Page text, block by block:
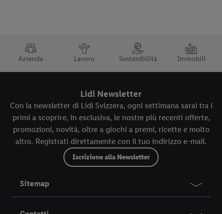
TRUSTBAR
Azienda Lavoro Sostenibilità Immobili
Lidl Newsletter
Con la newsletter di Lidl Svizzera, ogni settimana sarai tra i
primi a scoprire, in esclusiva, le nostre più recenti offerte,
promozioni, novità, oltre a giochi a premi, ricette e molto
altro. Registrati direttamente con il tuo indirizzo e-mail.
Iscrizione alla Newsletter
Sitemap